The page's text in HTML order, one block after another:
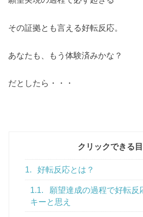
その証拠とも言える好転反応。
あなたも、もう体験済みかな？
だとしたら・・・
クリックできる
1. 好転反応とは？
1.1.
願望達成の過程で好転反
キーと思え